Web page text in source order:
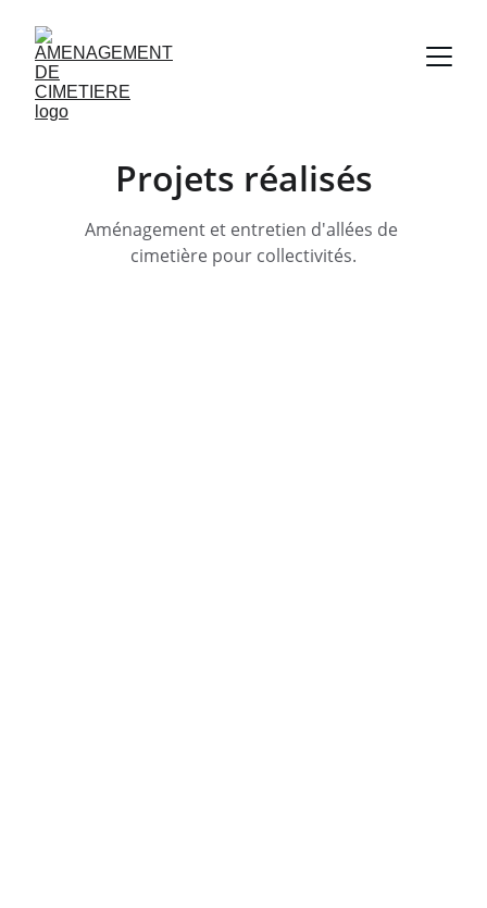
Projets réalisés
Aménagement et entretien d'allées de
cimetière pour collectivités.